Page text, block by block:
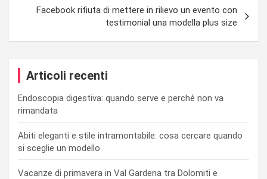
Facebook rifiuta di mettere in rilievo un evento con
testimonial una modella plus size
Articoli recenti
Endoscopia digestiva: quando serve e perché non va
rimandata
Abiti eleganti e stile intramontabile: cosa cercare quando
si sceglie un modello
Vacanze di primavera in Val Gardena tra Dolomiti e